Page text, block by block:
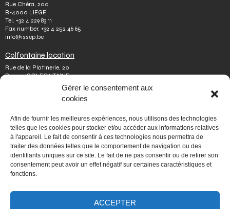
Gérer le consentement aux
cookies
Afin de fournir les meilleures expériences, nous utilisons des technologies
telles que les cookies pour stocker et/ou accéder aux informations relatives
à l'appareil. Le fait de consentir à ces technologies nous permettra de
traiter des données telles que le comportement de navigation ou des
identifiants uniques sur ce site. Le fait de ne pas consentir ou de retirer son
consentement peut avoir un effet négatif sur certaines caractéristiques et
fonctions.
ACCEPTER
Rue Chéra, 200
B-4000 LIEGE
Tel. +32 4 229 83 11
Fax number. +32 4 252 46 65
info@issep.be
Colfontaine location
Rue de la Platinerie, 20
B-7340 COLFONTAINE
+32 65 610 808
colfontaine@issep.be
ISSeP
About us
Working with us
Doing an internship
Ask a question
Other
Privacy policy
Mediator